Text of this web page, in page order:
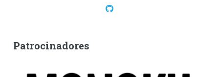
Patrocinadores